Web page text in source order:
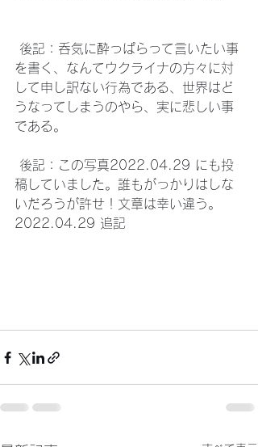
を書く、なんてウクライナの方々に対
して申し訳ない行為である、世界はど
うなってしまうのやら、実に悲しい事
である。
稿していました。誰もがっかりはしな
いだろうが許せ！文章は幸い違う。
2022.04.29 追記